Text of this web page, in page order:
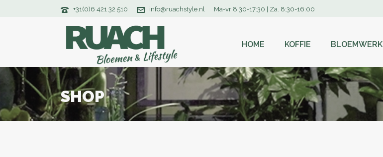
+31(0)6 421 32 510 info@ruachstyle.nl Ma-vr 8:30-17:30 | Za. 8:30-16:00
HOME KOFFIE BLOEMWERK
SHOP